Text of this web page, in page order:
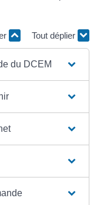
Tout déplier
du DCEM